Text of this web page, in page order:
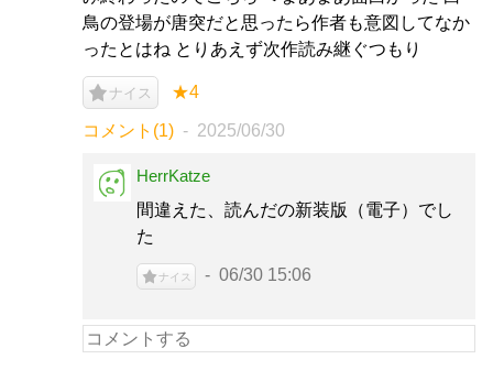
鳥の登場が唐突だと思ったら作者も意図してなか
ったとはね とりあえず次作読み継ぐつもり
ナイス ★4
コメント(1) 2025/06/30
HerrKatze
間違えた、読んだの新装版（電子）でし
た
ナイス 06/30 15:06